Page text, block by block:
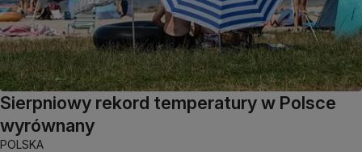
Sierpniowy rekord temperatury w Polsce
wyrównany
POLSKA